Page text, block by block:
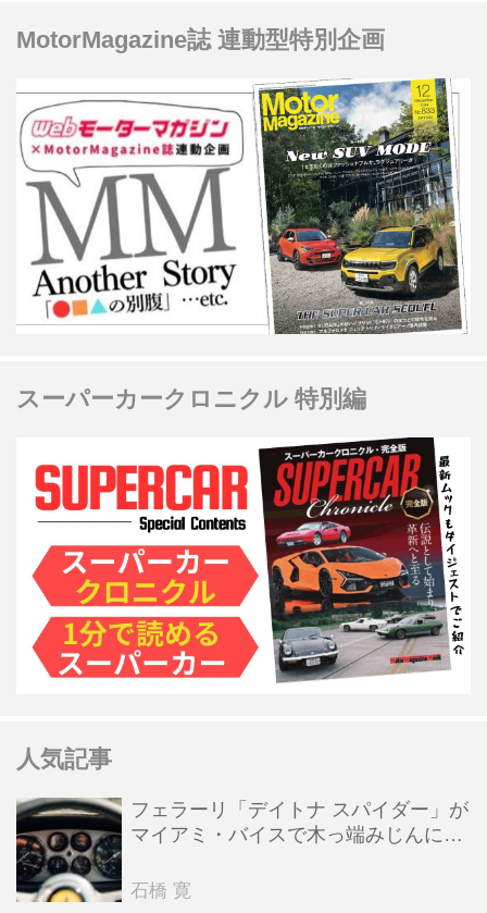
MotorMagazine誌 連動型特別企画
スーパーカークロニクル 特別編
人気記事
フェラーリ「デイトナ スパイダー」が
マイアミ・バイスで木っ端みじんにな
石橋 寛